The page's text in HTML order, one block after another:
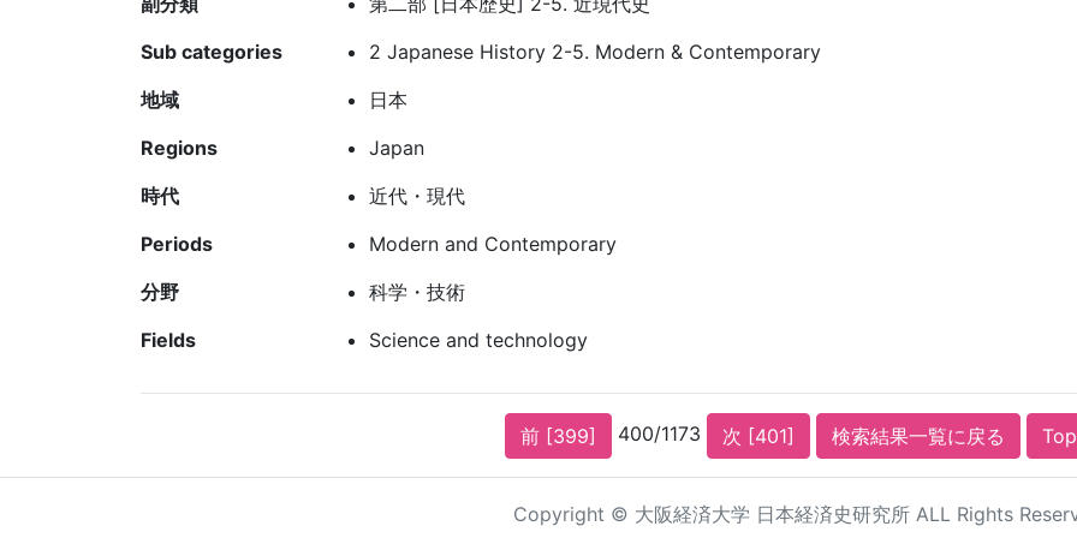
Sub categories
2 Japanese History 2-5. Modern & Contemporary
地域
日本
Regions
Japan
時代
近代・現代
Periods
Modern and Contemporary
分野
科学・技術
Fields
Science and technology
前 [399] 400/1173 次 [401] 検索結果一覧に戻る
Copyright © 大阪経済大学 日本経済史研究所 ALL Rights